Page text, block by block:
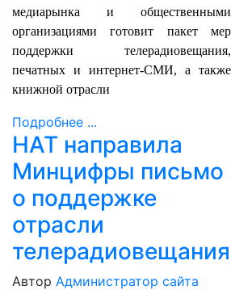
медиарынка и общественными
организациями готовит пакет мер
поддержки телерадиовещания,
печатных и интернет-СМИ, а также
книжной отрасли
Подробнее ...
НАТ направила
Минцифры письмо
о поддержке
отрасли
телерадиовещания
Автор Администратор сайта